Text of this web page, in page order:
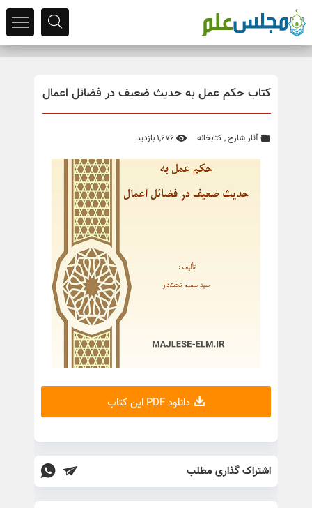
کتاب حكم عمل به حدیث ضعیف در فضائل اعمال
آثار شارح,کتابخانه
دانلود PDF این کتاب
اشتراک گذاری مطلب